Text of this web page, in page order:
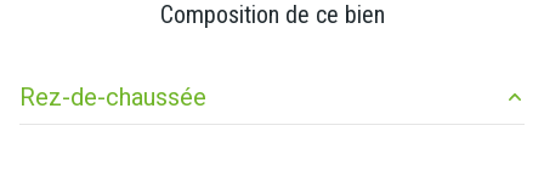
Composition de ce bien
Rez-de-chaussée